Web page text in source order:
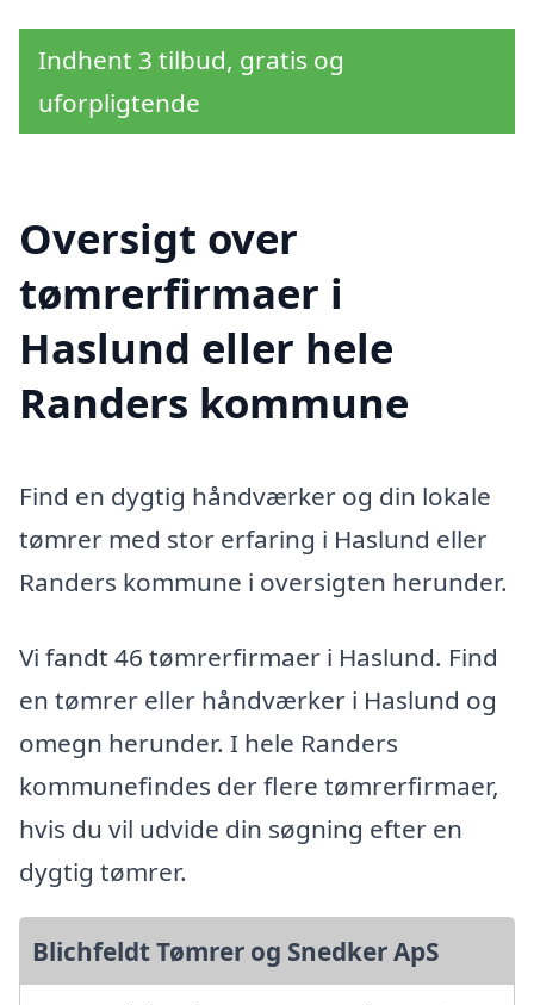
Indhent 3 tilbud, gratis og
uforpligtende
Oversigt over
tømrerfirmaer i
Haslund eller hele
Randers kommune
Find en dygtig håndværker og din lokale
tømrer med stor erfaring i Haslund eller
Randers kommune i oversigten herunder.
Vi fandt 46 tømrerfirmaer i Haslund. Find
en tømrer eller håndværker i Haslund og
omegn herunder. I hele Randers
kommunefindes der flere tømrerfirmaer,
hvis du vil udvide din søgning efter en
dygtig tømrer.
Blichfeldt Tømrer og Snedker ApS